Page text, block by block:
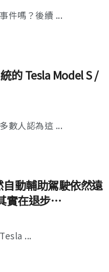
件嗎？後續 ...
的 Tesla Model S /
數人認為這 ...
動輔助駕駛依然遠
實在退步…
...